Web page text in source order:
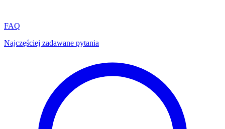
FAQ
Najczęściej zadawane pytania